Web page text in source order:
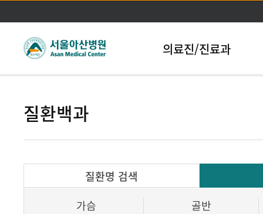
본문바로가기
의료진/진료과
질환백과
질환명 검색
가슴
골반